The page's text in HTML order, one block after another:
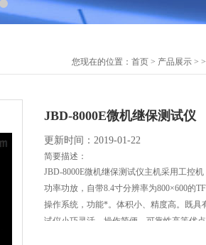
您现在的位置： 首页 > 产品展示 > >
JBD-8000E微机继保测试仪
更新时间：2019-01-22
简要描述：
JBD-8000E微机继保测试仪主机采用工控
功率功放，自带8.4寸分辨率为800×600的
操作系统，功能*。体积小、精度高。既
试仪小巧灵活、操作简便、可靠性高等优